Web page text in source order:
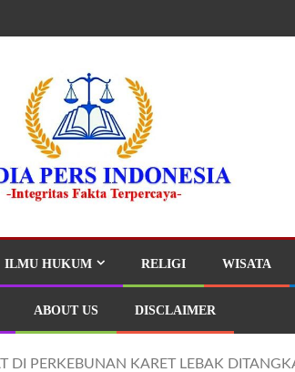
ILMU HUKUM RELIGI WISATA
ABOUT US DISCLAIMER
DI PERKEBUNAN KARET LEBAK